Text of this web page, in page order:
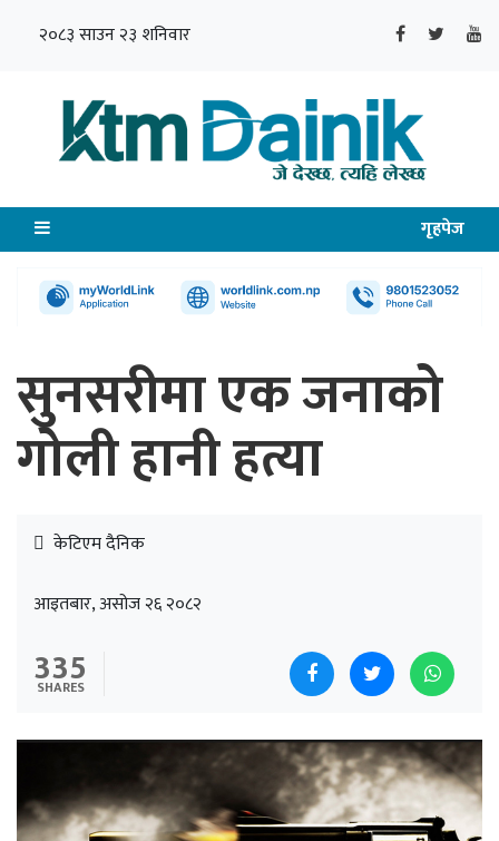
२०८३ साउन २३ शनिवार
गृहपेज
सुनसरीमा एक जनाको
गोली हानी हत्या
केटिएम दैनिक
आइतबार, असोज २६ २०८२
335
SHARES